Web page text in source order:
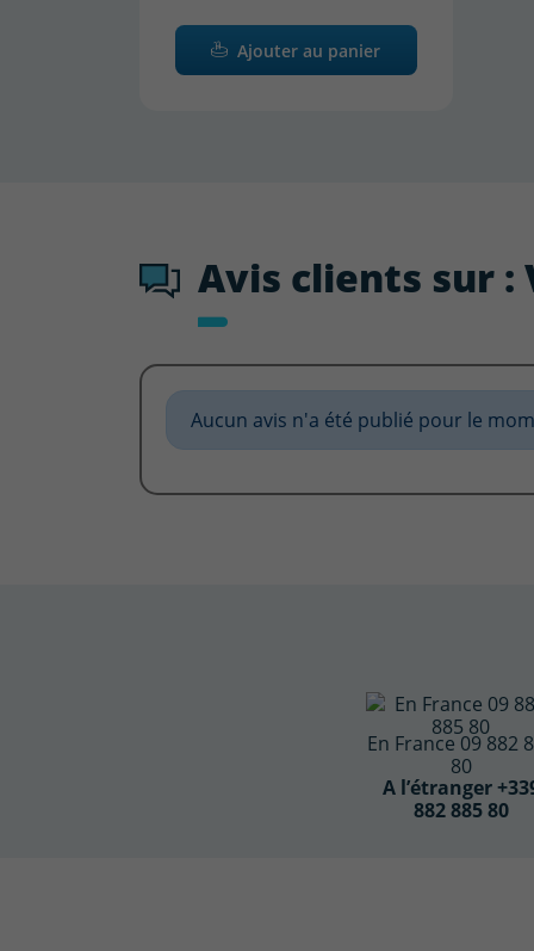
Ajouter au panier
Avis clients sur :
Aucun avis n'a été publié pour le
En France 09 882
80
A l’étranger
882 885 80